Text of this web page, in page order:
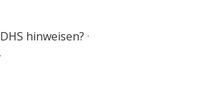
hinweisen? ·
·